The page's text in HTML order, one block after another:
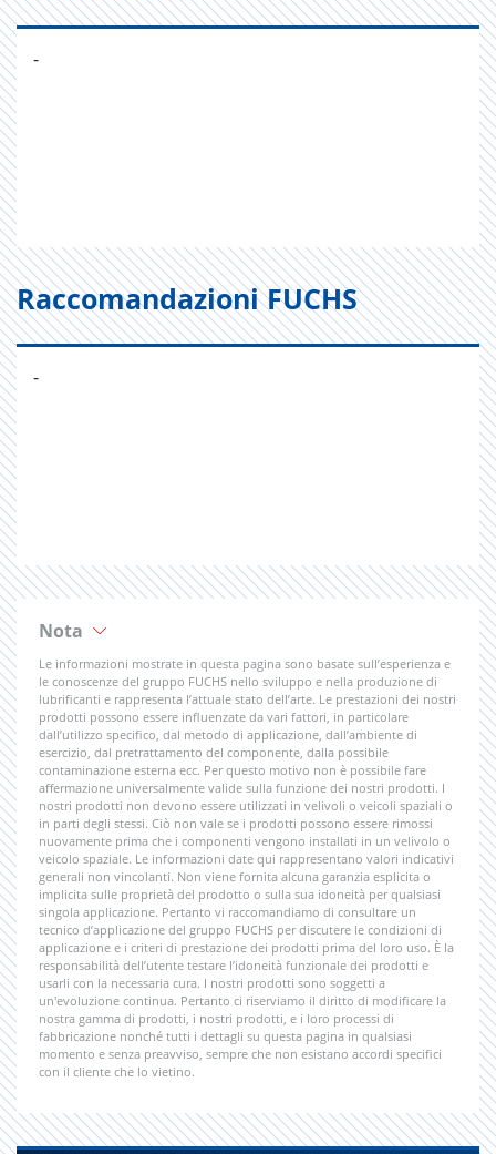
-
Raccomandazioni FUCHS
-
Nota
Le informazioni mostrate in questa pagina sono basate sull’esperienza e
le conoscenze del gruppo FUCHS nello sviluppo e nella produzione di
lubrificanti e rappresenta l’attuale stato dell’arte. Le prestazioni dei nostri
prodotti possono essere influenzate da vari fattori, in particolare
dall’utilizzo specifico, dal metodo di applicazione, dall’ambiente di
esercizio, dal pretrattamento del componente, dalla possibile
contaminazione esterna ecc. Per questo motivo non è possibile fare
affermazione universalmente valide sulla funzione dei nostri prodotti. I
nostri prodotti non devono essere utilizzati in velivoli o veicoli spaziali o
in parti degli stessi. Ciò non vale se i prodotti possono essere rimossi
nuovamente prima che i componenti vengono installati in un velivolo o
veicolo spaziale. Le informazioni date qui rappresentano valori indicativi
generali non vincolanti. Non viene fornita alcuna garanzia esplicita o
implicita sulle proprietà del prodotto o sulla sua idoneità per qualsiasi
singola applicazione. Pertanto vi raccomandiamo di consultare un
tecnico d’applicazione del gruppo FUCHS per discutere le condizioni di
applicazione e i criteri di prestazione dei prodotti prima del loro uso. È la
responsabilità dell’utente testare l’idoneità funzionale dei prodotti e
usarli con la necessaria cura. I nostri prodotti sono soggetti a
un'evoluzione continua. Pertanto ci riserviamo il diritto di modificare la
nostra gamma di prodotti, i nostri prodotti, e i loro processi di
fabbricazione nonché tutti i dettagli su questa pagina in qualsiasi
momento e senza preavviso, sempre che non esistano accordi specifici
con il cliente che lo vietino.